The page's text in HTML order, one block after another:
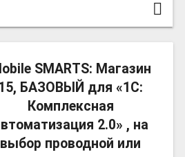
SMARTS: Магазин
БАЗОВЫЙ для «1С:
Комплексная
2.0» , на
выбор проводной или